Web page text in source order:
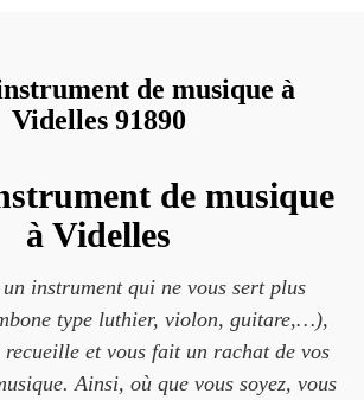
de musique à
Videlles 91890
de musique
à Videlles
un instrument qui ne vous sert plus
type luthier, violon, guitare,…),
recueille et vous fait un rachat de vos
Ainsi, où que vous soyez, vous